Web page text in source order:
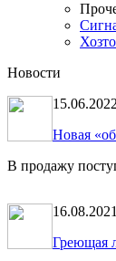
Новости
15.06.2022
Новая
В продажу
16.08.2021
Греющая